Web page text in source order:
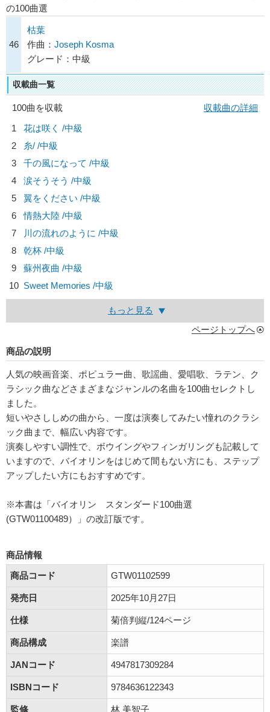
の100曲選
46
枯葉
作曲： Joseph Kosma
グレード：中級
収載曲一覧
100曲を収載
収載曲の詳細
1
花は咲く /中級
2
糸/ /中級
3
千の風になって /中級
4
涙そうそう /中級
5
翼をください /中級
6
情熱大陸 /中級
7
川の流れのように /中級
8
乾杯 /中級
9
蘇州夜曲 /中級
10 Sweet Memories /中級
もっと見る
ページトップへ
商品の説明
人気の映画音楽、ポピュラー曲、歌謡曲、愛唱歌、ラテン、ク
ラシック曲などさまざまなジャンルの名曲を100曲セレクトし
ました。
短いやさししめの曲から、一度は演奏してみたい憧れのクラシ
ック曲まで、幅広い内容です。
演奏しやすい調性で、ボウイングやフィンガリングも記載して
いますので、バイオリンをはじめて間もない方にも、ステップ
アップしたい方にもおすすめです。
※本書は「バイオリン スタンダード100曲選
(GTW01100489）」の改訂版です。
商品情報
商品コード
GTW01102599
発売日 2025年10月27日
仕様 菊倍判縦/124ページ
商品構成 楽譜
JANコード 4947817309284
ISBNコード 9784636122343
監修 林 美智子